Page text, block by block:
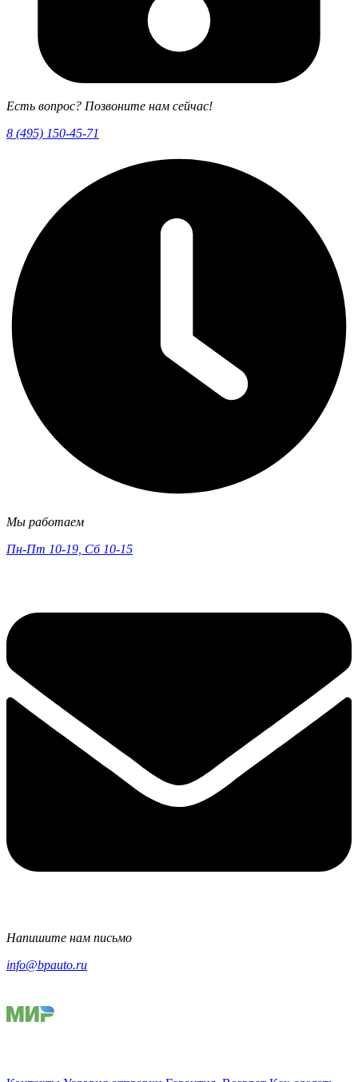
Есть вопрос? Позвоните нам сейчас!
8 (495) 150-45-71
Мы работаем
Пн-Пт 10-19, Сб 10-15
Напишите нам письмо
info@bpauto.ru